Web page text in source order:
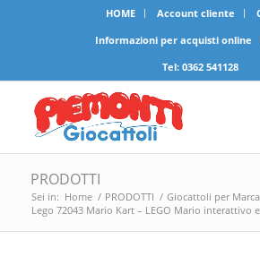
HOME Account cliente
Informazioni per acquisti online
Tel:0362 541128
PRODOTTI
Sei in: Home / PRODOTTI / Giocattoli per Marca
Lego 72043 Mario Kart – LEGO Mario interattivo